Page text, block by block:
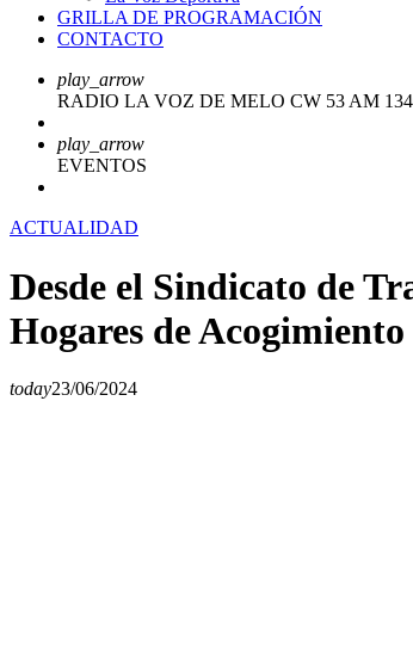
GRILLA DE PROGRAMACIÓN
CONTACTO
play_arrow
RADIO LA VOZ DE MELO CW 53 AM
play_arrow
EVENTOS
ACTUALIDAD
Desde el Sindicato de
Hogares de
today23/06/2024